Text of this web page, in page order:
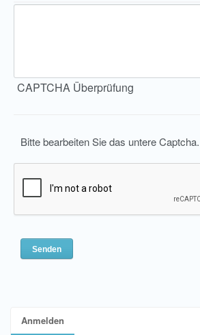
Anmelden
CAPTCHA Überprüfung
Bitte bearbeiten Sie das untere Captcha.